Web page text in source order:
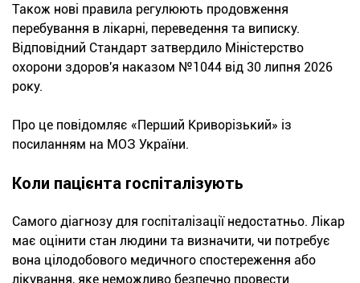
Також нові правила регулюють продовження
перебування в лікарні, переведення та виписку.
Відповідний Стандарт затвердило Міністерство
охорони здоров'я наказом №1044 від 30 липня 2026
року.
Про це повідомляє «Перший Криворізький» із
посиланням на МОЗ України.
Коли пацієнта госпіталізують
Самого діагнозу для госпіталізації недостатньо. Лікар
має оцінити стан людини та визначити, чи потребує
вона цілодобового медичного спостереження або
лікування, яке неможливо безпечно провести